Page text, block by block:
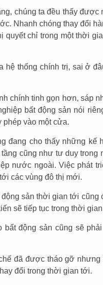
chúng ta đều thấy được
Nhanh chóng thay đổi
quyết chỉ trong một thời
hệ thống chính trị, sai ở
chính tinh gọn hơn, sáp
bất động sản nói
phép vào một cửa.
đang cho thấy những kế
cũng như tư duy
nước ngoài. Việc phát
các vùng đô thị mới.
sản thời gian tới cũng
sẽ tiếp tục trong thời
bất động sản cũng sẽ
đã được tháo gỡ
đổi trong thời gian tới.